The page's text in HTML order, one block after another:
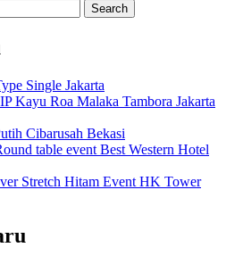
Search
Single Jakarta
Kayu Roa Malaka Tambora Jakarta
Cibarusah Bekasi
table event Best Western Hotel
Stretch Hitam Event HK Tower